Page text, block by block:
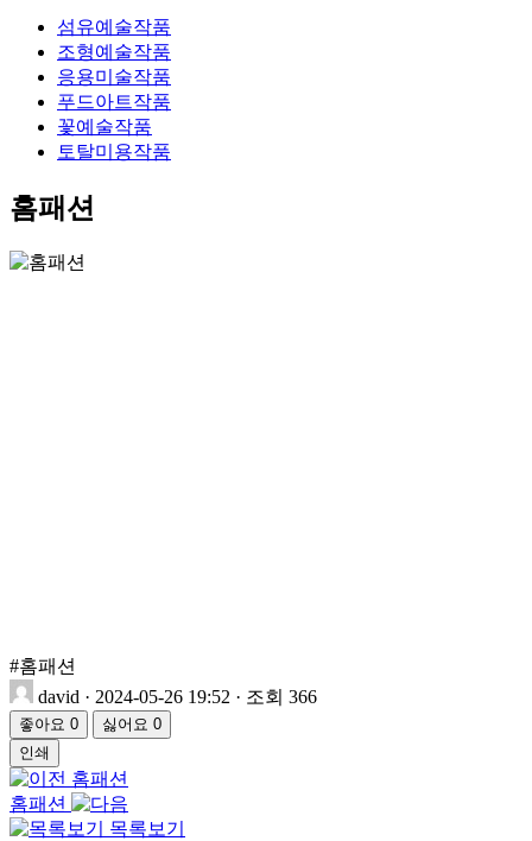
섬유예술작품
조형예술작품
응용미술작품
푸드아트작품
꽃예술작품
토탈미용작품
홈패션
#홈패션
david · 2024-05-26 19:52 · 조회 366
좋아요 0 싫어요 0
인쇄
홈패션
홈패션
목록보기